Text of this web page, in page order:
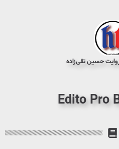
حسین تقی‌زاده